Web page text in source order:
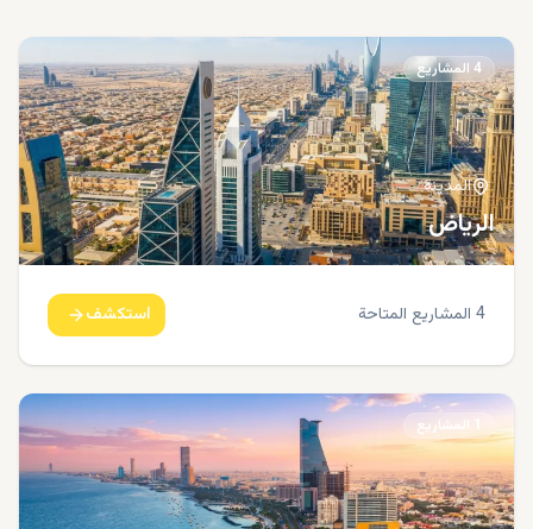
4المشاريع
المدينة
الرياض
4 المشاريع المتاحة استكشف
1 المشاريع